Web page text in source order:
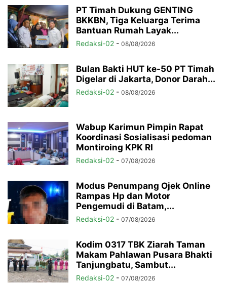
PT Timah Dukung GENTING
BKKBN, Tiga Keluarga Terima
Bantuan Rumah Layak...
Redaksi-02 - 08/08/2026
Bulan Bakti HUT ke-50 PT Timah
Digelar di Jakarta, Donor Darah...
Redaksi-02 - 08/08/2026
Wabup Karimun Pimpin Rapat
Koordinasi Sosialisasi pedoman
Montiroing KPK RI
Redaksi-02 - 07/08/2026
Modus Penumpang Ojek Online
Rampas Hp dan Motor
Pengemudi di Batam,...
Redaksi-02 - 07/08/2026
Kodim 0317 TBK Ziarah Taman
Makam Pahlawan Pusara Bhakti
Tanjungbatu, Sambut...
Redaksi-02 - 07/08/2026